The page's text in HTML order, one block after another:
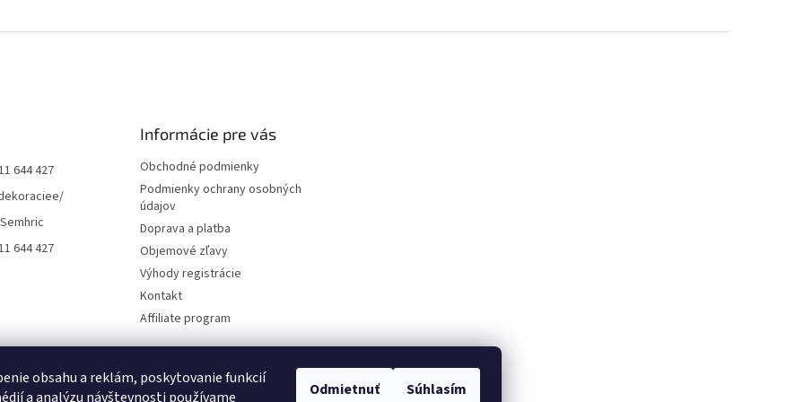
obsahu a reklám, poskytovanie funkcií
a analýzu návštevnosti používame
Odmietnuť Súhlasím
644 427
644 427
Informácie pre vás
Obchodné podmienky
Podmienky ochrany osobných
údajov
Doprava a platba
Objemové zľavy
Výhody registrácie
Kontakt
Affiliate program